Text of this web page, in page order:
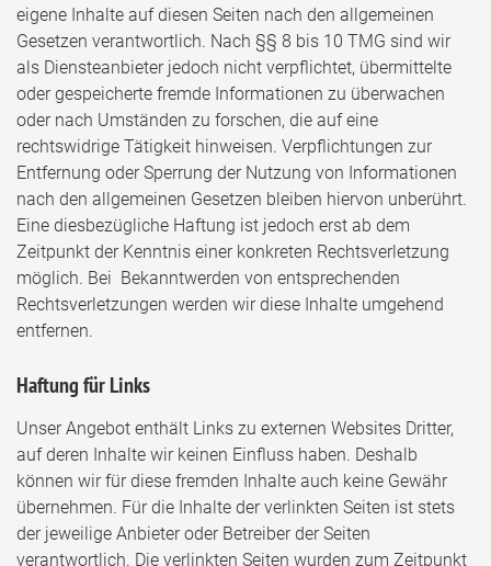
eigene Inhalte auf diesen Seiten nach den allgemeinen
Gesetzen verantwortlich. Nach §§ 8 bis 10 TMG sind wir
als Diensteanbieter jedoch nicht verpflichtet, übermittelte
oder gespeicherte fremde Informationen zu überwachen
oder nach Umständen zu forschen, die auf eine
rechtswidrige Tätigkeit hinweisen. Verpflichtungen zur
Entfernung oder Sperrung der Nutzung von Informationen
nach den allgemeinen Gesetzen bleiben hiervon unberührt.
Eine diesbezügliche Haftung ist jedoch erst ab dem
Zeitpunkt der Kenntnis einer konkreten Rechtsverletzung
möglich. Bei Bekanntwerden von entsprechenden
Rechtsverletzungen werden wir diese Inhalte umgehend
entfernen.
Haftung für Links
Unser Angebot enthält Links zu externen Websites Dritter,
auf deren Inhalte wir keinen Einfluss haben. Deshalb
können wir für diese fremden Inhalte auch keine Gewähr
übernehmen. Für die Inhalte der verlinkten Seiten ist stets
der jeweilige Anbieter oder Betreiber der Seiten
verantwortlich. Die verlinkten Seiten wurden zum Zeitpunkt